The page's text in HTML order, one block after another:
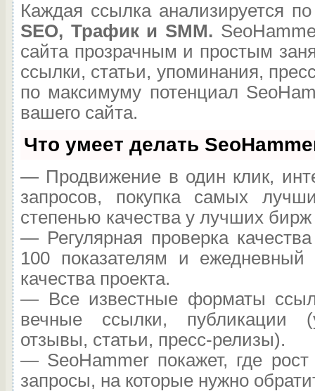
Каждая ссылка анализируется
SEO, Трафик и SMM.
сайта прозрачным и простым
ссылки, статьи, упоминания,
по максимуму потенциал
вашего сайта.
Что умеет делать
— Продвижение в один клик,
запросов, покупка самых
степенью качества у лучших
— Регулярная проверка
100 показателям и ежедневный
качества проекта.
— Все известные форматы
вечные ссылки, публикации
отзывы, статьи, пресс-релизы).
— SeoHammer покажет, где
запросы, на которые нужно